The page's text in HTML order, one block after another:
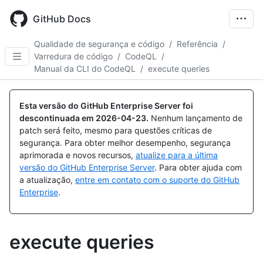
main
GitHub Docs
Qualidade de segurança e código / Referência /
Varredura de código / CodeQL
/
Manual da CLI do CodeQL
/ execute queries
Esta versão do GitHub Enterprise Server foi
descontinuada em 2026-04-23. Nenhum lançamento de
patch será feito, mesmo para questões críticas de
segurança. Para obter melhor desempenho, segurança
aprimorada e novos recursos, atualize para a última
versão do GitHub Enterprise Server. Para obter ajuda com
a atualização, entre em contato com o suporte do GitHub
Enterprise.
execute queries